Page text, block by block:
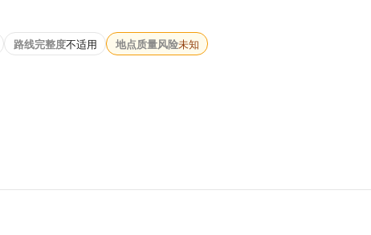
路线完整度不适用 地点质量风险未知